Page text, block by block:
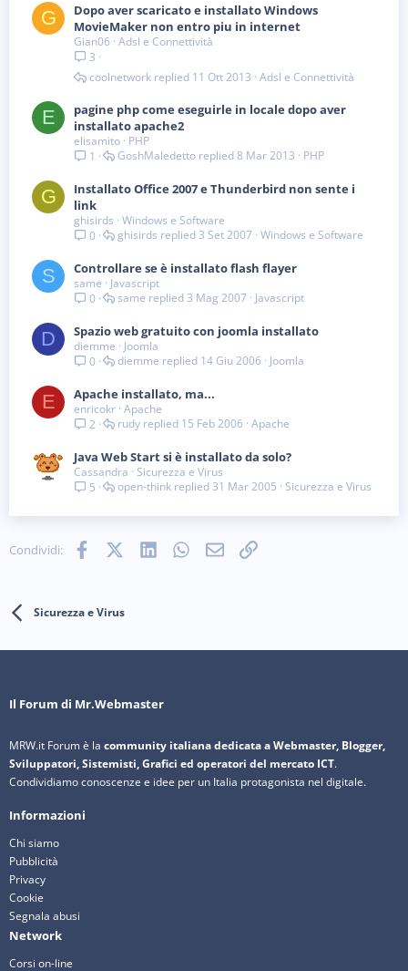
G
Dopo aver scaricato e installato Windows
MovieMaker non entro piu in internet
Gian06 Adsl e Connettività
3
Adsl e Connettività
11 Ott 2013
coolnetwork
E
pagine php come eseguirle in locale dopo aver
installato apache2
elisamito PHP
1
PHP
8 Mar 2013
GoshMaledetto
G
Installato Office 2007 e Thunderbird non sente i
link
ghisirds Windows e Software
0
Windows e Software
3 Set 2007
ghisirds
S Controllare se è installato flash flayer
same
Javascript
0
Javascript
3 Mag 2007
same
D Spazio web gratuito con joomla installato
diemme
Joomla
0
Joomla
14 Giu 2006
diemme
E Apache installato, ma...
enricokr Apache
2
Apache
15 Feb 2006
rudy
Java Web Start si è installato da solo?
Cassandra Sicurezza e Virus
5
Sicurezza e Virus
31 Mar 2005
open-think
Condividi: FacebookX (Twitter)
LinkedInWhatsApp
e-mailLink
Sicurezza e Virus
Il Forum di Mr.Webmaster
MRW.it Forum è la community italiana dedicata a Webmaster, Blogger,
Sviluppatori, Sistemisti, Grafici ed operatori del mercato ICT.
Condividiamo conoscenze e idee per un Italia protagonista nel digitale.
Informazioni
Chi siamo
Pubblicità
Privacy
Cookie
Segnala abusi
Network
Corsi on-line